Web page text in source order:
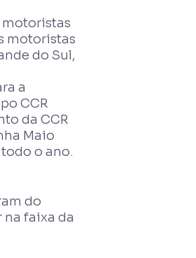
motoristas
do Sul,
a
CCR
da CCR
Maio
o ano.
do
faixa da